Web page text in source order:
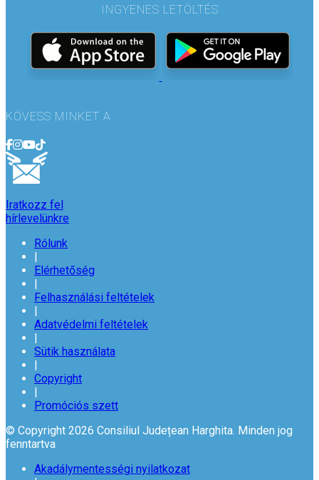
INGYENES LETÖLTÉS
KÖVESS MINKET A
Iratkozz fel
hírlevelünkre
Rólunk
Elérhetőség
Felhasználási feltételek
Adatvédelmi feltételek
Sütik használata
Copyright
Promóciós szett
© Copyright 2026 Consiliul Județean Harghita. Minden jog
fenntartva
Akadálymentességi nyilatkozat